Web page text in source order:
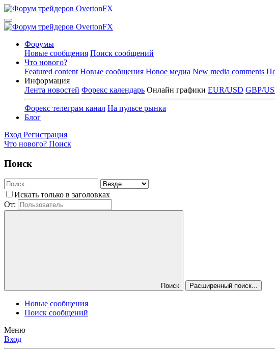
Форумы
Новые сообщения Поиск сообщений
Что нового?
Featured content Новые сообщения Новое медиа New media comments
Информация
Лента новостей Форекс календарь Онлайн графики EUR/USD GBP/
Форекс телеграм канал На пульсе рынка
Блог
Вход Регистрация
Что нового? Поиск
Поиск
Искать только в заголовках
От:
Поиск Расширенный поиск...
Новые сообщения
Поиск сообщений
Меню
Вход